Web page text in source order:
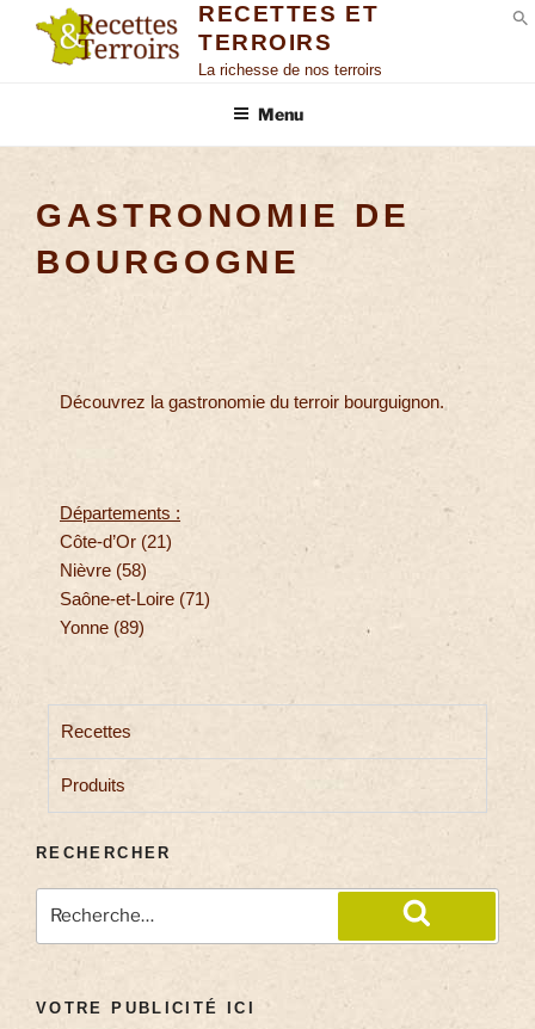
RECETTES ET
TERROIRS
La richesse de nos terroirs
Menu
GASTRONOMIE DE
BOURGOGNE
Découvrez la gastronomie du terroir bourguignon.
Départements :
Côte-d’Or (21)
Nièvre (58)
Saône-et-Loire (71)
Yonne (89)
Recettes
Produits
RECHERCHER
VOTRE PUBLICITÉ ICI